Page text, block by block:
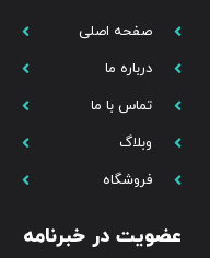
صفحه اصلی
درباره ما
تماس با ما
وبلاگ
فروشگاه
عضویت در خبرنامه